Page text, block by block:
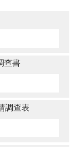
查書
調查表